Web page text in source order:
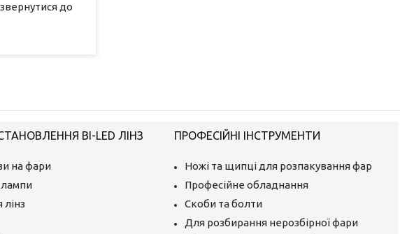
до
BI-LED ЛІНЗ
на фари
ПРОФЕСІЙНІ ІНСТРУМЕНТИ
Ножі та щипці для розпакування фар
Професійне обладнання
Скоби та болти
Для розбирання нерозбірної фари